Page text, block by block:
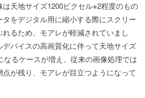
は天地サイズ1200ピクセル※2程度のもの
をデジタル用に縮小する際にスクリー
るため、モアレが軽減されていまし
バイスの高画質化に伴って天地サイズ
なるケースが増え、従来の画像処理では
が残り、モアレが目立つようになって